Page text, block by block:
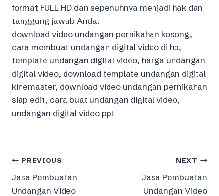
format FULL HD dan sepenuhnya menjadi hak dan
tanggung jawab Anda.
download video undangan pernikahan kosong,
cara membuat undangan digital video di hp,
template undangan digital video, harga undangan
digital video, download template undangan digital
kinemaster, download video undangan pernikahan
siap edit, cara buat undangan digital video,
undangan digital video ppt
Post
navigation
PREVIOUS
Jasa Pembuatan
Undangan Video
NEXT
Jasa Pembuatan
Undangan Video